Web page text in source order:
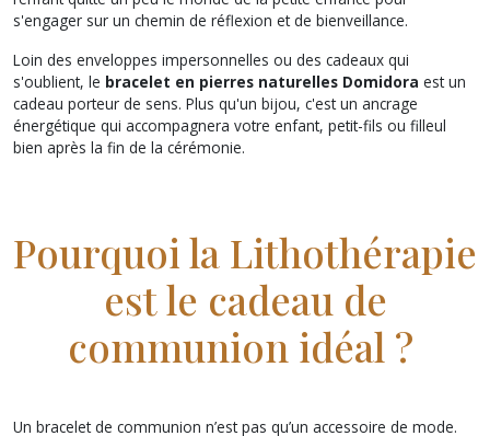
s'engager sur un chemin de réflexion et de bienveillance.
Loin des enveloppes impersonnelles ou des cadeaux qui
s'oublient, le bracelet en pierres naturelles Domidora est un
cadeau porteur de sens. Plus qu'un bijou, c'est un ancrage
énergétique qui accompagnera votre enfant, petit-fils ou filleul
bien après la fin de la cérémonie.
Pourquoi la Lithothérapie
est le cadeau de
communion idéal ?
Un bracelet de communion n’est pas qu’un accessoire de mode.